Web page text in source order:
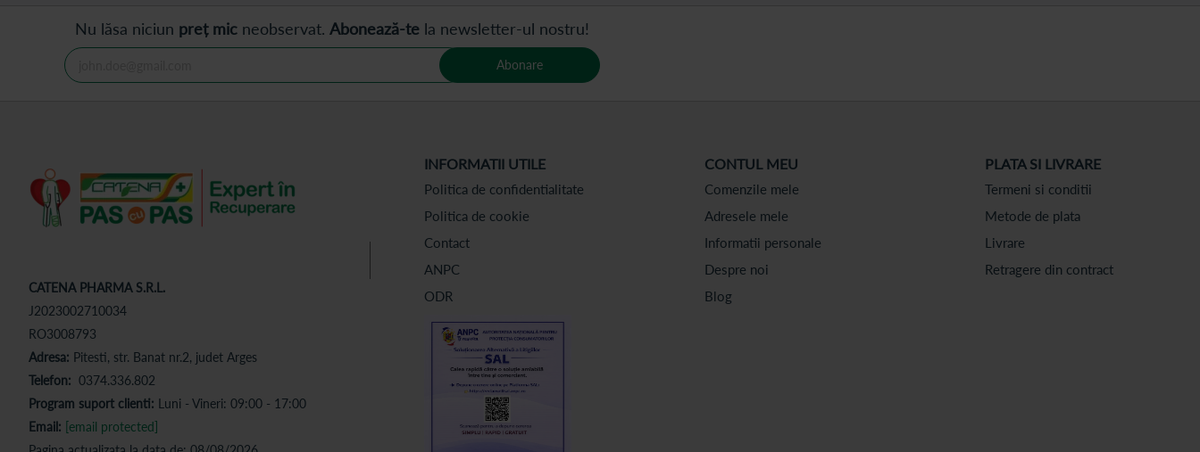
Nu lăsa niciun preț mic neobservat. Abonează-te la newsletter-ul nostru!
Abonare
CATENA PHARMA S.R.L.
J2023002710034
RO3008793
Adresa: Pitesti, str. Banat nr.2, judet Arges
Telefon: 0374.336.802
Program suport clienti: Luni - Vineri: 09:00 - 17:00
Email: [email protected]
INFORMATII UTILE
Politica de confidentialitate
Politica de cookie
Contact
ANPC
ODR
CONTUL MEU
Comenzile mele
Adresele mele
Informatii personale
Despre noi
Blog
PLATA SI LIVRARE
Termeni si conditii
Metode de plata
Livrare
Retragere din contract